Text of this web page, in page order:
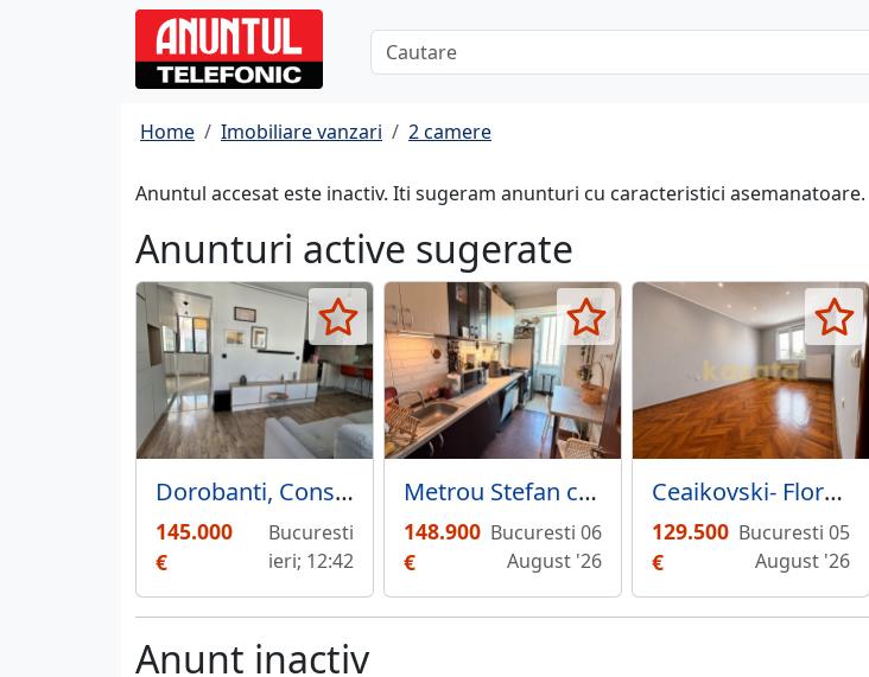
Home Imobiliare vanzari 2 camere
Anuntul accesat este inactiv. Iti sugeram anunturi cu caracteristici asemanatoare.
Anunturi active sugerate
Dorobanti, Constantin Aricescu, bloc 2016, apartament 2 camere,
145.000
€
Bucuresti
ieri; 12:42
Metrou Stefan cel Mare, Stadion Dinamo Spital Floreasca apartament 2 camere
148.900
€
Bucuresti 06
August '26
Ceaikovski- Floreasca 2 camere igienizat boxa 11mp centrala
129.500
€
Bucuresti 05
August '26
Anunt inactiv